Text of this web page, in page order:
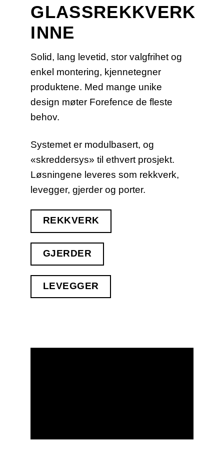
GLASSREKKVERK
INNE
Solid, lang levetid, stor valgfrihet og
enkel montering, kjennetegner
produktene. Med mange unike
design møter Forefence de fleste
behov.
Systemet er modulbasert, og
«skreddersys» til ethvert prosjekt.
Løsningene leveres som rekkverk,
levegger, gjerder og porter.
REKKVERK
GJERDER
LEVEGGER